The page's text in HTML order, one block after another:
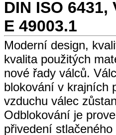
DIN ISO 6431,
E 49003.1
Moderní design,
kvalita použitých
nové řady válců.
blokování v krajních
vzduchu válec
Odblokování je
přivedení